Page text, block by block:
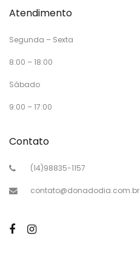
Atendimento
Segunda – Sexta
8:00 – 18:00
Sábado
9:00 – 17:00
Contato
(14)98835-1157
contato@donadodia.com.br